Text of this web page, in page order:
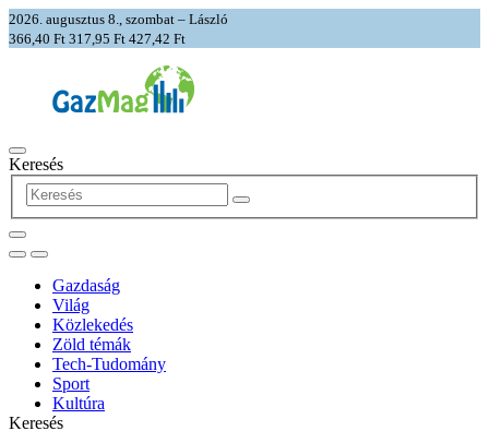
2026. augusztus 8., szombat – László
366,40 Ft 317,95 Ft 427,42 Ft
Keresés
Gazdaság
Világ
Közlekedés
Zöld témák
Tech-Tudomány
Sport
Kultúra
Keresés